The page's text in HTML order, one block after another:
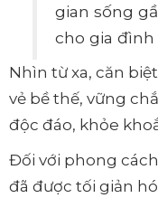
gian sống
cho gia đình
Nhìn từ xa, căn
vẻ bề thế, vững
độc đáo, khỏe
Đối với phong
đã được tối giản